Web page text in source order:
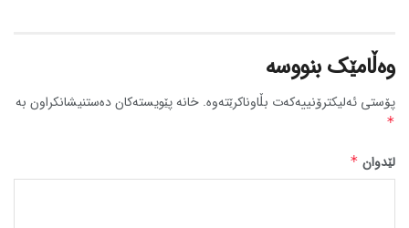
وەڵامێک بنووسە
پۆستی ئەلیکترۆنییەکەت بڵاوناکرێتەوە. خانە پێویستەکان دەستنیشانکراون بە
*
لێدوان *